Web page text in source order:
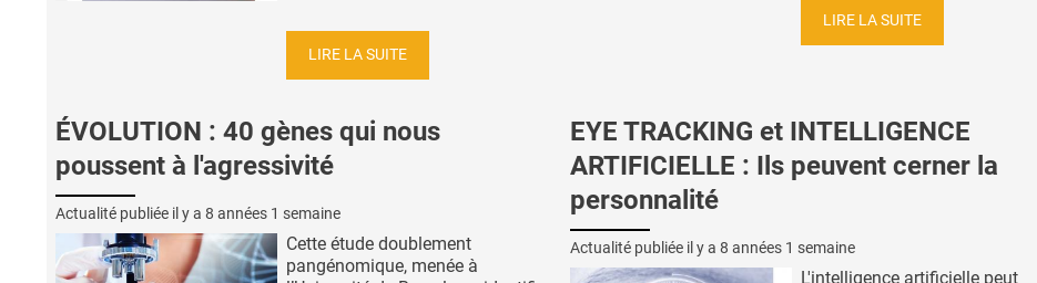
LIRE LA SUITE
LIRE LA SUITE
ÉVOLUTION : 40 gènes qui nous
poussent à l'agressivité
Actualité publiée il y a 8 années 1 semaine
Cette étude doublement
pangénomique, menée à
EYE TRACKING et INTELLIGENCE
ARTIFICIELLE : Ils peuvent cerner la
personnalité
Actualité publiée il y a 8 années 1 semaine
L'intelligence artificielle peut